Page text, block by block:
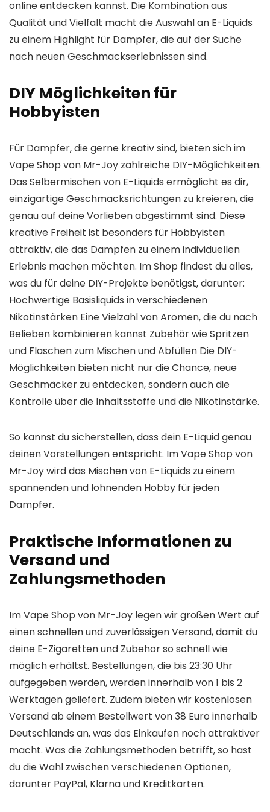
online entdecken kannst. Die Kombination aus
Qualität und Vielfalt macht die Auswahl an E-Liquids
zu einem Highlight für Dampfer, die auf der Suche
nach neuen Geschmackserlebnissen sind.
DIY Möglichkeiten für
Hobbyisten
Für Dampfer, die gerne kreativ sind, bieten sich im
Vape Shop von Mr-Joy zahlreiche DIY-Möglichkeiten.
Das Selbermischen von E-Liquids ermöglicht es dir,
einzigartige Geschmacksrichtungen zu kreieren, die
genau auf deine Vorlieben abgestimmt sind. Diese
kreative Freiheit ist besonders für Hobbyisten
attraktiv, die das Dampfen zu einem individuellen
Erlebnis machen möchten. Im Shop findest du alles,
was du für deine DIY-Projekte benötigst, darunter:
Hochwertige Basisliquids in verschiedenen
Nikotinstärken Eine Vielzahl von Aromen, die du nach
Belieben kombinieren kannst Zubehör wie Spritzen
und Flaschen zum Mischen und Abfüllen Die DIY-
Möglichkeiten bieten nicht nur die Chance, neue
Geschmäcker zu entdecken, sondern auch die
Kontrolle über die Inhaltsstoffe und die Nikotinstärke.
So kannst du sicherstellen, dass dein E-Liquid genau
deinen Vorstellungen entspricht. Im Vape Shop von
Mr-Joy wird das Mischen von E-Liquids zu einem
spannenden und lohnenden Hobby für jeden
Dampfer.
Praktische Informationen zu
Versand und
Zahlungsmethoden
Im Vape Shop von Mr-Joy legen wir großen Wert auf
einen schnellen und zuverlässigen Versand, damit du
deine E-Zigaretten und Zubehör so schnell wie
möglich erhältst. Bestellungen, die bis 23:30 Uhr
aufgegeben werden, werden innerhalb von 1 bis 2
Werktagen geliefert. Zudem bieten wir kostenlosen
Versand ab einem Bestellwert von 38 Euro innerhalb
Deutschlands an, was das Einkaufen noch attraktiver
macht. Was die Zahlungsmethoden betrifft, so hast
du die Wahl zwischen verschiedenen Optionen,
darunter PayPal, Klarna und Kreditkarten.